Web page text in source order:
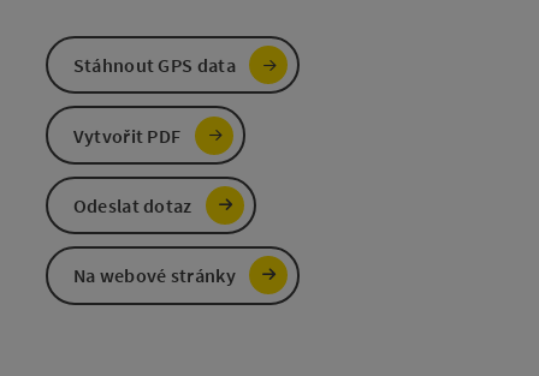
Stáhnout GPS data
Vytvořit PDF
Odeslat dotaz
Na webové stránky